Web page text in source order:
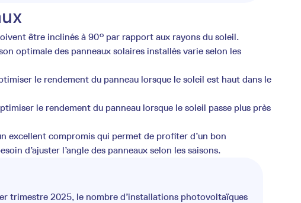
être inclinés à 90° par rapport aux rayons du soleil.
optimale des panneaux solaires installés varie selon les
le rendement du panneau lorsque le soleil est haut dans le
le rendement du panneau lorsque le soleil passe plus près
excellent compromis qui permet de profiter d’un bon
d’ajuster l’angle des panneaux selon les saisons.
trimestre 2025, le nombre d’installations photovoltaïques